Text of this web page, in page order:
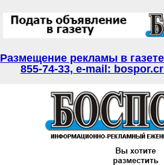
Размещение рекламы в
855-74-33, e-mail: